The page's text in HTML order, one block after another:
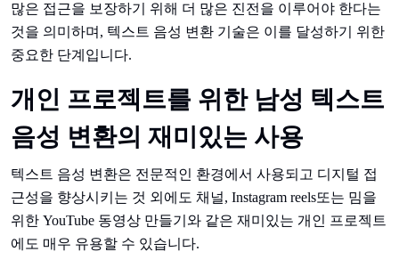
많은 접근을 보장하기 위해 더 많은 진전을 이루어야 한다는
것을 의미하며, 텍스트 음성 변환 기술은 이를 달성하기 위한
중요한 단계입니다.
개인 프로젝트를 위한 남성 텍스트
음성 변환의 재미있는 사용
텍스트 음성 변환은 전문적인 환경에서 사용되고 디지털 접
근성을 향상시키는 것 외에도 채널, Instagram reels또는 밈을
위한 YouTube 동영상 만들기와 같은 재미있는 개인 프로젝트
에도 매우 유용할 수 있습니다.